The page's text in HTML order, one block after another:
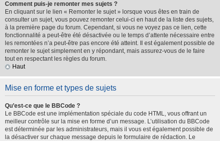
Comment puis-je remonter mes sujets ?
En cliquant sur le lien « Remonter le sujet » lorsque vous êtes en train de
consulter un sujet, vous pouvez remonter celui-ci en haut de la liste des sujets,
à la première page du forum. Cependant, si vous ne voyez pas ce lien, cette
fonctionnalité a peut-être été désactivée ou le temps d’attente nécessaire entre
les remontées n’a peut-être pas encore été atteint. Il est également possible de
remonter le sujet simplement en y répondant, mais assurez-vous de le faire
tout en respectant les règles du forum.
Haut
Mise en forme et types de sujets
Qu’est-ce que le BBCode ?
Le BBCode est une implémentation spéciale du code HTML, vous offrant un
meilleur contrôle sur la mise en forme d’un message. L’utilisation du BBCode
est déterminée par les administrateurs, mais il vous est également possible de
la désactiver sur chaque message depuis le formulaire de rédaction. Le